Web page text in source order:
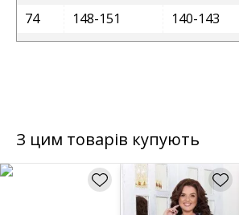
74
148-151 140-143
З цим товарів купують